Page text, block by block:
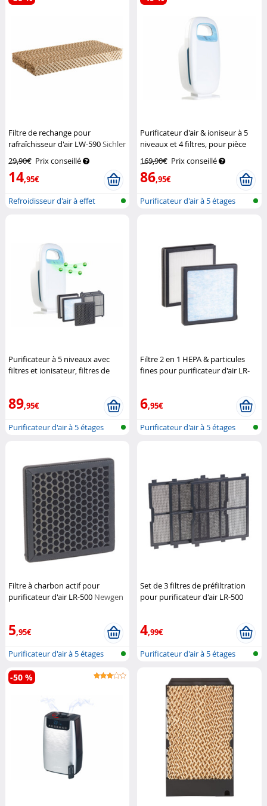
Filtre de rechange pour
rafraîchisseur d'air LW-590Sichler
29,90€ Prix conseillé
14,95€
Refroidisseur d'air à effet
Purificateur d'air & ioniseur à 5
niveaux et 4 filtres, pour pièce
Newgen Medicals
169,90€ Prix conseillé
86,95€
Purificateur d'air à 5 étages
Purificateur à 5 niveaux avec
filtres et ionisateur, filtres de
89,95€
Purificateur d'air à 5 étages
Filtre 2 en 1 HEPA & particules
fines pour purificateur d'air LR-
6,95€
Purificateur d'air à 5 étages
Filtre à charbon actif pour
purificateur d'air LR-500 Newgen
5,95€
Purificateur d'air à 5 étages
avec...
Set de 3 filtres de préfiltration
pour purificateur d'air LR-500
4,99€
Purificateur d'air à 5 étages
-50 %